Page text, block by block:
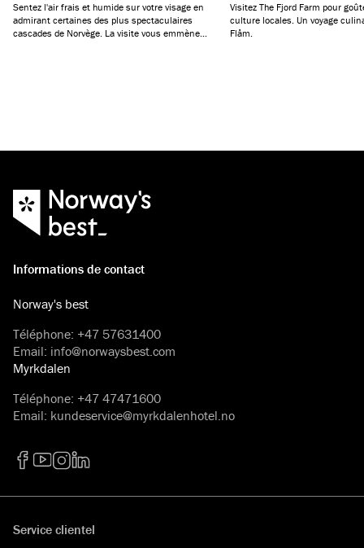
Sentez l'air frais et humide sur votre visage en
admirant certaines des plus spectaculaires
cascades de Norvège. La visite vous emmène
Visitez The Fjord Farm pour
culture locales. Un voyage
Flåm.
Informations de contact
Norway's best
Téléphone: +47 57631400
Email: info@norwaysbest.com
Myrkdalen
Téléphone: +47 47471600
Email: kundeservice@myrkdalenhotel.no
Service clientel